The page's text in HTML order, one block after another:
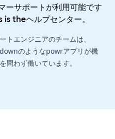
サポートが利用可能です
is theヘルプセンター。
トエンジニアのチームは、
のようなpowrアプリが機
問わず働いています。